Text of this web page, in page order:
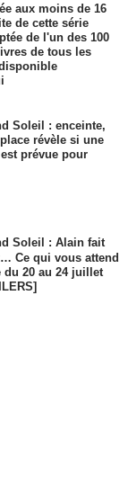
aux moins de 16
de cette série
de l'un des 100
de tous les
Soleil : enceinte,
révèle si une
prévue pour
Soleil : Alain fait
Ce qui vous attend
du 20 au 24 juillet